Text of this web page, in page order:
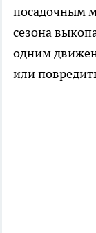
посадочным
сезона
одним
или